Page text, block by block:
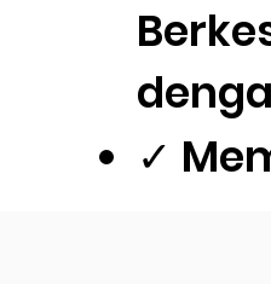
✓